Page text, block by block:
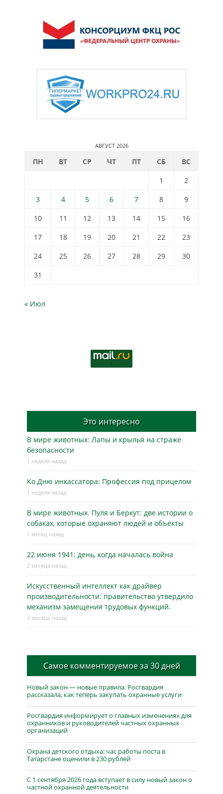
АВГУСТ 2026
ПН ВТ СР ЧТ ПТ СБ
ВС
1
2
3
4 5 6 7 8
9
10
11 12 13 14 15
16
17
18 19 20 21 22
23
24
25 26 27 28 29
30
31
« Июл
Это интересно
В мире животных: Лапы и крылья на страже
безопасности
1 неделя назад
Ко Дню инкассатора: Профессия под прицелом
1 неделя назад
В мире животных. Пуля и Беркут: две истории о
собаках, которые охраняют людей и объекты
1 месяц назад
22 июня 1941: день, когда началась война
2 месяца назад
Искусственный интеллект как драйвер
производительности: правительство утвердило
механизм замещения трудовых функций.
2 месяца назад
Самое комментируемое за 30 дней
Новый закон — новые правила: Росгвардия
рассказала, как теперь закупать охранные услуги
Росгвардия информирует о главных изменениях для
охранников и руководителей частных охранных
организаций
Охрана детского отдыха: час работы поста в
Татарстане оценили в 230 рублей
С 1 сентября 2026 года вступает в силу новый закон о
частной охранной деятельности